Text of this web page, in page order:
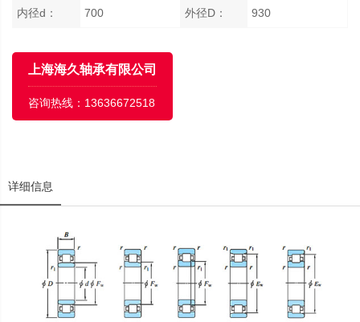
内径d： 700 外径D： 930
上海海久轴承有限公司
咨询热线： 13636672518
详细信息